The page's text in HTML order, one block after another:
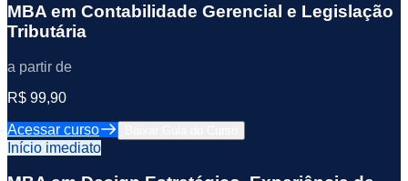
MBA em Contabilidade Gerencial e Legislação
Tributária
a partir de
R$ 99,90
Acessar curso
Início imediato